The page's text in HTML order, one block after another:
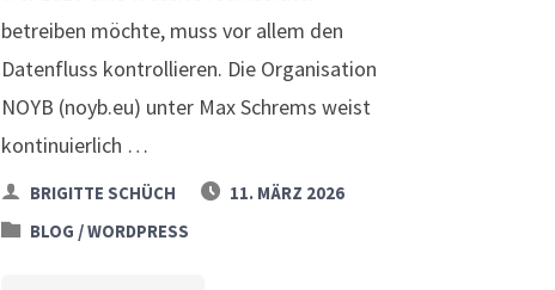
betreiben möchte, muss vor allem den
Datenfluss kontrollieren. Die Organisation
NOYB (noyb.eu) unter Max Schrems weist
kontinuierlich …
BRIGITTE SCHÜCH
11. MÄRZ 2026
BLOG /WORDPRESS